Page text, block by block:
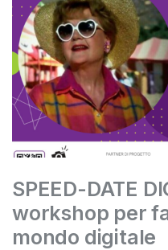
SPEED-DATE
workshop per
mondo digitale